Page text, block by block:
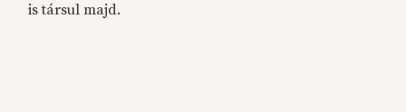
is társul majd.